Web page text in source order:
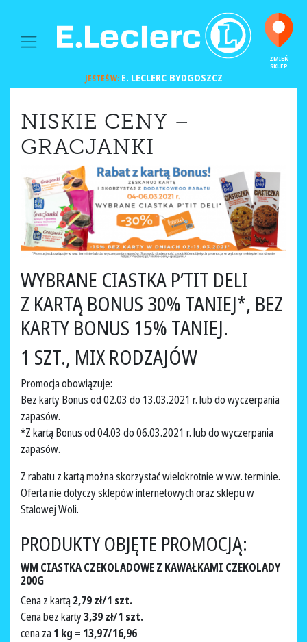
MAIN NAVIGATION
ZMIEŃ
SKLEP
JESTEŚ W:E. LECLERC BYDGOSZCZ
NISKIE CENY –
GRACJANKI
WYBRANE CIASTKA P’TIT DELI
Z KARTĄ BONUS 30% TANIEJ*, BEZ
KARTY BONUS 15% TANIEJ.
1 SZT., MIX RODZAJÓW
Promocja obowiązuje:
Bez karty Bonus od 02.03 do 13.03.2021 r. lub do wyczerpania
zapasów.
*Z kartą Bonus od 04.03 do 06.03.2021 r. lub do wyczerpania
zapasów.
Z rabatu z kartą można skorzystać wielokrotnie w ww. terminie.
Oferta nie dotyczy sklepów internetowych oraz sklepu w
Stalowej Woli.
PRODUKTY OBJĘTE PROMOCJĄ:
WM CIASTKA CZEKOLADOWE Z KAWAŁKAMI CZEKOLADY
200G
Cena z kartą 2,79 zł/1 szt.
Cena bez karty3,39 zł/1 szt.
cena za 1 kg = 13,97/16,96